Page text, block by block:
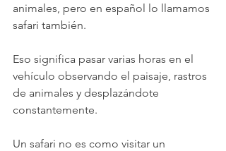
animales, pero en español lo llamamos
safari también.
Eso significa pasar varias horas en el
vehículo observando el paisaje, rastros
de animales y desplazándote
constantemente.
Un safari no es como visitar un